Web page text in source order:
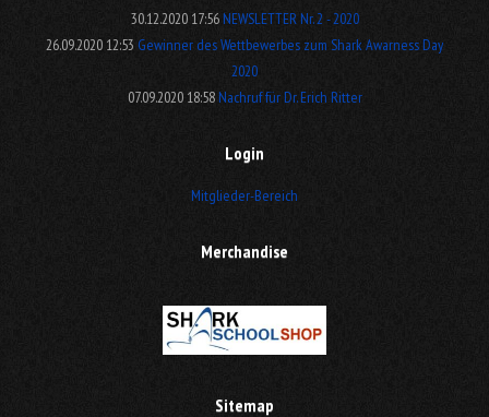
30.12.2020 17:56NEWSLETTER Nr. 2 - 2020
26.09.2020 12:53 Gewinner des Wettbewerbes zum Shark Awarness Day
2020
07.09.2020 18:58 Nachruf für Dr. Erich Ritter
Login
Mitglieder-Bereich
Merchandise
Sitemap